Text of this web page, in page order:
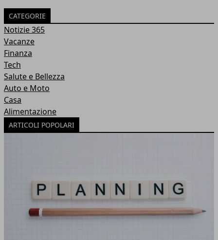
CATEGORIE
Notizie 365
Vacanze
Finanza
Tech
Salute e Bellezza
Auto e Moto
Casa
Alimentazione
ARTICOLI POPOLARI